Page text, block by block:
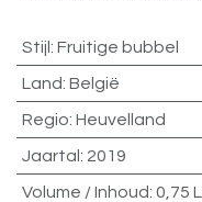
Stijl : Fruitige bubbel
Land: België
Regio: Heuvelland
Jaartal : 2019
Volume / Inhoud: 0,75 L